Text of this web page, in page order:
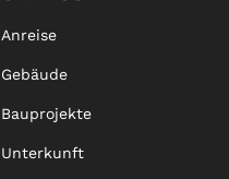
Anreise
Gebäude
Bauprojekte
Unterkunft